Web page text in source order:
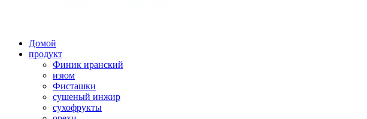
Домой
продукт
Финик иранский
изюм
Фисташки
сушеный инжир
сухофрукты